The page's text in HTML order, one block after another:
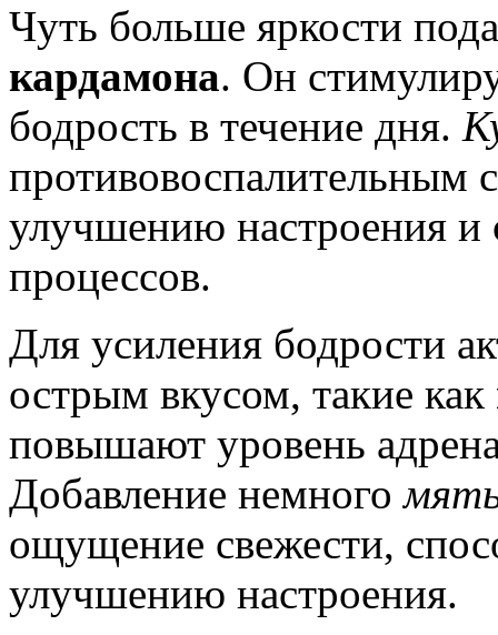
Чуть больше яркости
кардамона. Он
бодрость в течение дня.
противовоспалительным
улучшению настроения
процессов.
Для усиления бодрости
острым вкусом, такие как
повышают уровень
Добавление немного
ощущение свежести,
улучшению настроения.